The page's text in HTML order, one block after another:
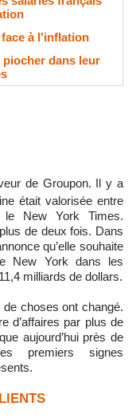
à l'inflation
piocher dans leur
de Groupon. Il y a
était valorisée entre
New York Times.
de deux fois. Dans
qu’elle souhaite
New York dans les
milliards de dollars.
de choses ont changé.
d’affaires par plus de
aujourd’hui près de
premiers signes